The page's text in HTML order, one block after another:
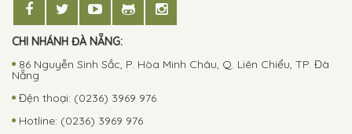
CHI NHÁNH ĐÀ NẴNG:
86 Nguyễn Sinh Sắc, P. Hòa Minh Châu, Q. Liên Chiểu, TP. Đà
Nẵng
Đện thoại: (0236) 3969 976
Hotline: (0236) 3969 976